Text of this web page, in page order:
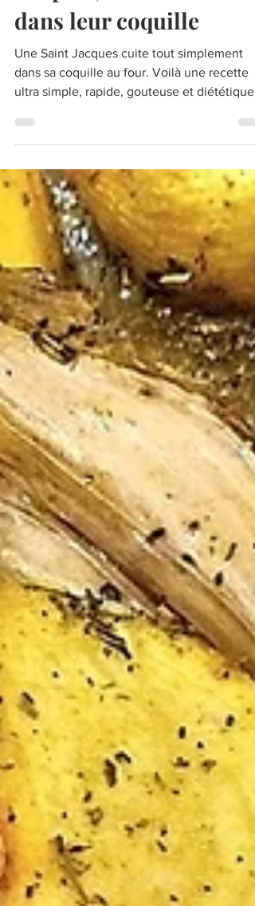
Saint Jacques toutes
simples, cuites au four
dans leur coquille
dans sa coquille au four. Voilà une recette
ultra simple, rapide, gouteuse et diététique